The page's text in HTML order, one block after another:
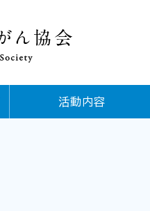
活動内容